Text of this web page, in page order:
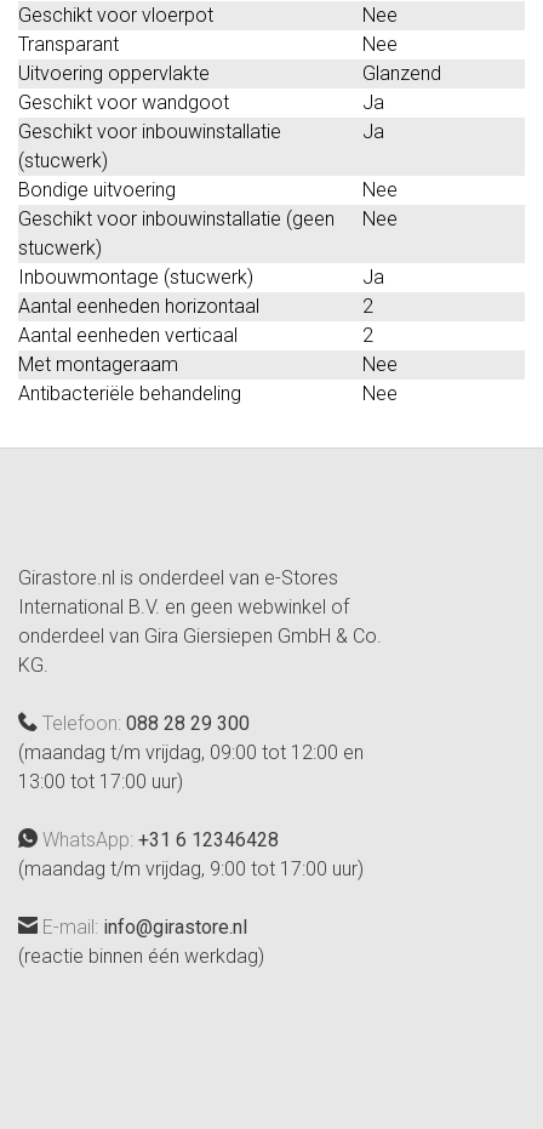
Geschikt voor vloerpot
Nee
Transparant
Nee
Uitvoering oppervlakte
Glanzend
Geschikt voor wandgoot
Ja
Geschikt voor inbouwinstallatie
(stucwerk)
Ja
Bondige uitvoering
Nee
Geschikt voor inbouwinstallatie (geen
stucwerk)
Nee
Inbouwmontage (stucwerk)
Ja
Aantal eenheden horizontaal
2
Aantal eenheden verticaal
2
Met montageraam
Nee
Antibacteriële behandeling
Nee
Girastore.nl is onderdeel van e-Stores
International B.V. en geen webwinkel of
onderdeel van Gira Giersiepen GmbH & Co.
KG.
Telefoon: 088 28 29 300
(maandag t/m vrijdag, 09:00 tot 12:00 en
13:00 tot 17:00 uur)
WhatsApp: +31 6 12346428
(maandag t/m vrijdag, 9:00 tot 17:00 uur)
E-mail: info@girastore.nl
(reactie binnen één werkdag)